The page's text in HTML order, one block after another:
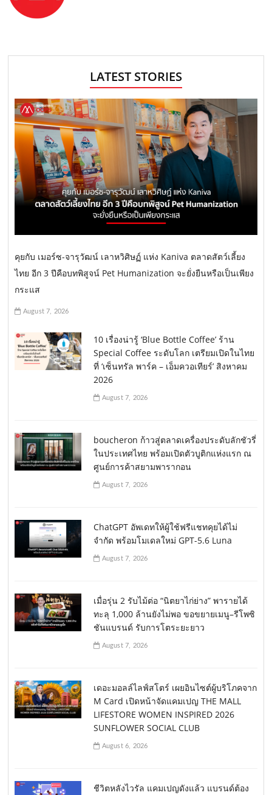
LATEST STORIES
คุยกับ เมอร์ซ-จารุวัฒน์ เลาหวิศิษฏ์ แห่ง Kaniva ตลาดสัตว์เลี้ยง
ไทย อีก 3 ปีคือบทพิสูจน์ Pet Humanization จะยั่งยืนหรือเป็นเพียง
กระแส
August 7, 2026
10 เรื่องน่ารู้ ‘Blue Bottle Coffee’ ร้าน
Special Coffee ระดับโลก เตรียมเปิดในไทย
ที่ ‘เซ็นทรัล พาร์ค – เอ็มควอเทียร์’ สิงหาคม
2026
August 7, 2026
boucheron ก้าวสู่ตลาดเครื่องประดับลักชัวรี่
ในประเทศไทย พร้อมเปิดตัวบูติกแห่งแรก ณ
ศูนย์การค้าสยามพารากอน
August 7, 2026
ChatGPT อัพเดทให้ผู้ใช้ฟรีแชทคุยได้ไม่
จำกัด พร้อมโมเดลใหม่ GPT-5.6 Luna
August 7, 2026
เมื่อรุ่น 2 รับไม้ต่อ “นิตยาไก่ย่าง” พารายได้
ทะลุ 1,000 ล้านยังไม่พอ ขอขยายเมนู–รีโพซิ
ชันแบรนด์ รับการโตระยะยาว
August 7, 2026
เดอะมอลล์ไลฟ์สโตร์ เผยอินไซต์ผู้บริโภคจาก
M Card เปิดหน้าจัดแคมเปญ THE MALL
LIFESTORE WOMEN INSPIRED 2026
SUNFLOWER SOCIAL CLUB
August 6, 2026
ชีวิตหลังไวรัล แคมเปญดังแล้ว แบรนด์ต้อง